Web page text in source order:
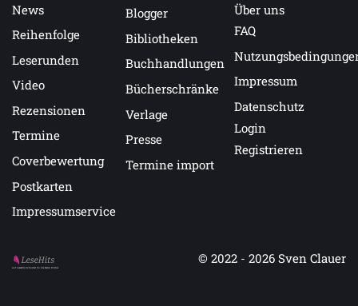
News
Reihenfolge
Leserunden
Video
Rezensionen
Termine
Coverbewertung
Postkarten
Impressumservice
Blogger
Bibliotheken
Buchhandlungen
Bücherschränke
Verlage
Presse
Termine import
Über uns
FAQ
Impressum
Datenschutz
Login
Registrieren
Auf LeseHits.de findest Du die besten Bücher.
© 2022 - 2026 Sven Clauer